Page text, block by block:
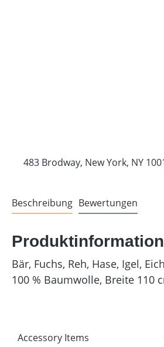
483 Brodway, New York, NY
Beschreibung Bewertungen
Bär, Fuchs, Reh, Hase, Igel,
100 % Baumwolle, Breite 110
Accessory Items